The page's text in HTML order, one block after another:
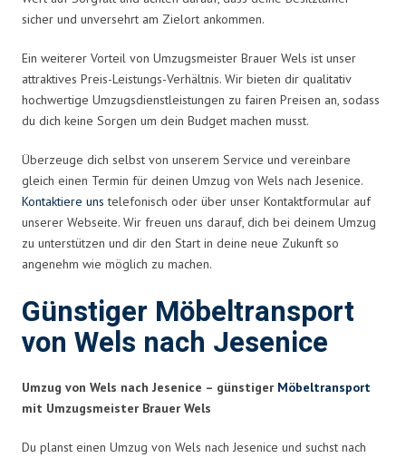
sicher und unversehrt am Zielort ankommen.
Ein weiterer Vorteil von Umzugsmeister Brauer Wels ist unser
attraktives Preis-Leistungs-Verhältnis. Wir bieten dir qualitativ
hochwertige Umzugsdienstleistungen zu fairen Preisen an, sodass
du dich keine Sorgen um dein Budget machen musst.
Überzeuge dich selbst von unserem Service und vereinbare
gleich einen Termin für deinen Umzug von Wels nach Jesenice.
Kontaktiere uns telefonisch oder über unser Kontaktformular auf
unserer Webseite. Wir freuen uns darauf, dich bei deinem Umzug
zu unterstützen und dir den Start in deine neue Zukunft so
angenehm wie möglich zu machen.
Günstiger Möbeltransport
von Wels nach Jesenice
Umzug von Wels nach Jesenice – günstiger Möbeltransport
mit Umzugsmeister Brauer Wels
Du planst einen Umzug von Wels nach Jesenice und suchst nach